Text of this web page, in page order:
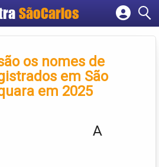
SãoCarlos
Cadastrar empresa
Criar conta
os nomes de
em São
em 2025
A